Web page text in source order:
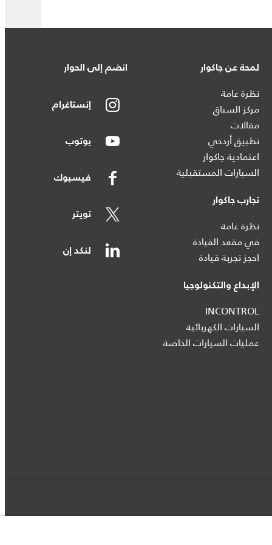
لمحة عن جاكوار
نظرة عامة
مركز السباق
مقالات
تطبيق أردحي
اعتمادية جاكوار
السيارات المستقبلية
تجارب جاكوار
نظرة عامة
في مقعد القيادة
احجز تجربة قيادة
الإبداع والتكنولوجيا
INCONTROL
السيارات الكهربائية
عمليات السيارات الخاصة
انضم إلى الحوار
إنستاغرام
يوتوب
فيسبوك
تويتر
لنكد إن